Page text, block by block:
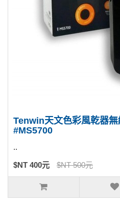
Tenwin天文色彩風乾器
#MS5700
..
$NT 400元 $NT 500元